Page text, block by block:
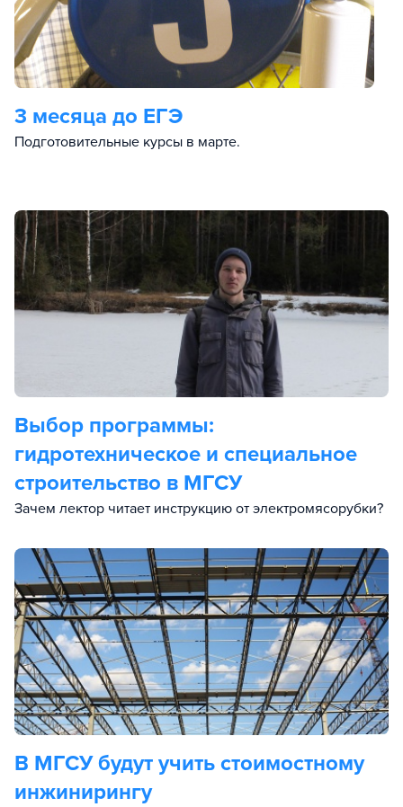
3 месяца до ЕГЭ
Подготовительные курсы в марте.
Выбор программы:
гидротехническое и специальное
строительство в МГСУ
Зачем лектор читает инструкцию от электромясорубки?
В МГСУ будут учить стоимостному
инжинирингу